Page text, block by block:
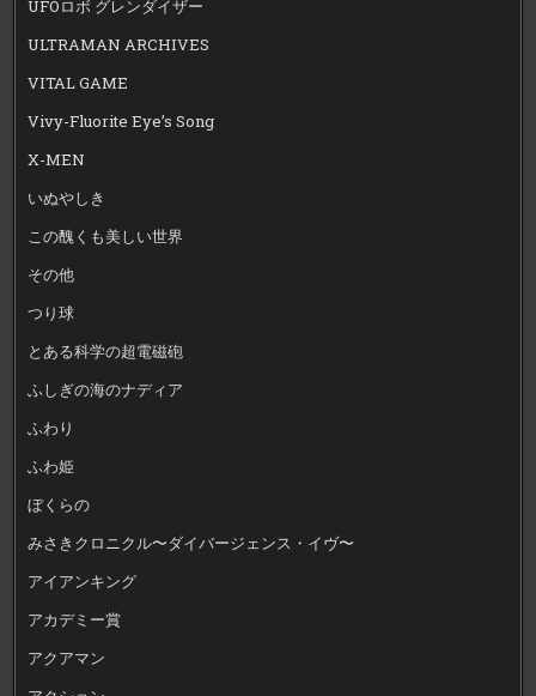
UFOロボ グレンダイザー
ULTRAMAN ARCHIVES
VITAL GAME
Vivy-Fluorite Eye’s Song
X-MEN
いぬやしき
この醜くも美しい世界
その他
つり球
とある科学の超電磁砲
ふしぎの海のナディア
ふわり
ふわ姫
ぼくらの
みさきクロニクル〜ダイバージェンス・イヴ〜
アイアンキング
アカデミー賞
アクアマン